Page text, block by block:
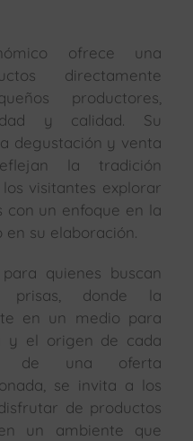
ofrece una
directamente
productores,
y calidad. Su
degustación y venta
la tradición
visitantes explorar
con un enfoque en la
su elaboración.
quienes buscan
prisas, donde la
en un medio para
y el origen de cada
de una oferta
se invita a los
de productos
un ambiente que